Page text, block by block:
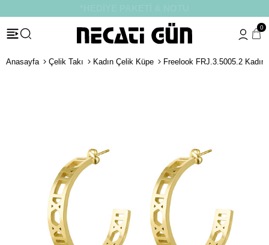
0
Anasayfa Çelik Takı Kadın Çelik Küpe Freelook FRJ.3.5005.2 Kadın